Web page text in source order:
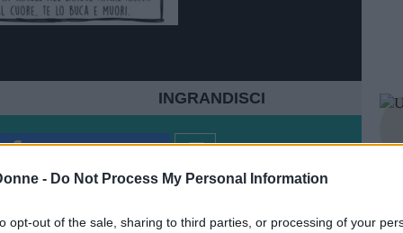
- Do Not Process My Personal Information
opt-out of the sale, sharing to third parties, or processing of your
INGRANDISCI